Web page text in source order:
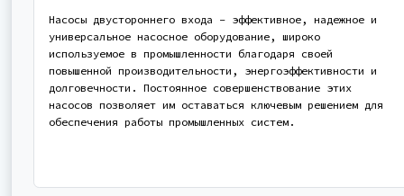
Насосы двустороннего входа - эффективное, надежное и
универсальное насосное оборудование, широко
используемое в промышленности благодаря своей
повышенной производительности, энергоэффективности и
долговечности. Постоянное совершенствование этих
насосов позволяет им оставаться ключевым решением для
обеспечения работы промышленных систем.